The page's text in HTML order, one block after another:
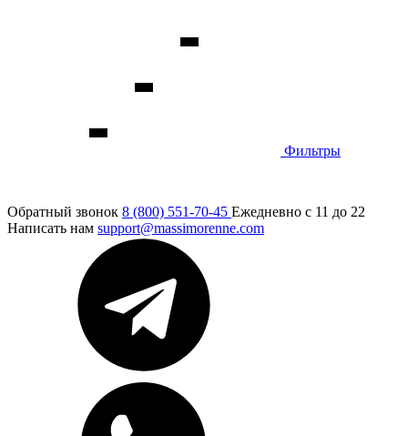
Фильтры
Обратный звонок 8 (800) 551-70-45 Ежедневно с 11 до 22
Написать нам support@massimorenne.com